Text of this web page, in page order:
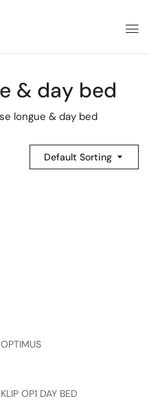
& day bed
longue & day bed
Default Sorting
OPTIMUS
KLIP OP1 DAY BED